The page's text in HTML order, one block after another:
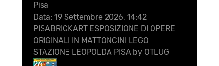
Pisa
Data: 19 Settembre 2026, 14:42
PISABRICKART ESPOSIZIONE DI OPERE
ORIGINALI IN MATTONCINI LEGO
STAZIONE LEOPOLDA PISA by OTLUG
26